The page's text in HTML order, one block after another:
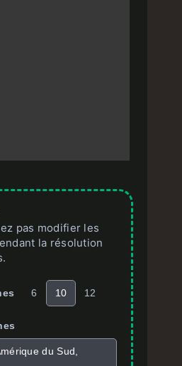
pas modifier les
la résolution
6 10 12
du Sud,